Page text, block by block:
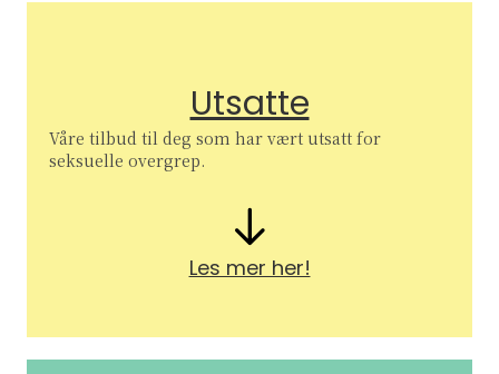
Utsatte
Våre tilbud til deg som har vært utsatt for
seksuelle overgrep.
Les mer her!